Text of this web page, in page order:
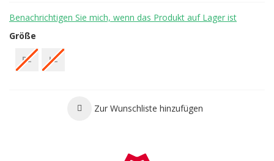
Benachrichtigen Sie mich, wenn das Produkt auf Lager ist
Größe
RZ LZ
Zur Wunschliste hinzufügen